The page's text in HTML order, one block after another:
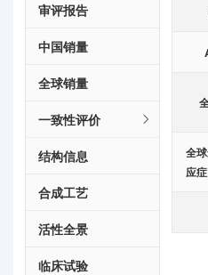
审评报告
中国销量
全球销量
一致性评价
结构信息
合成工艺
活性全景
临床试验
全
应症